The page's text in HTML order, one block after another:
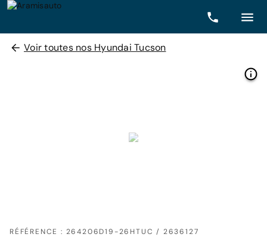
Voir toutes nos Hyundai Tucson
RÉFÉRENCE : 264206D19-26HTUC / 2636127